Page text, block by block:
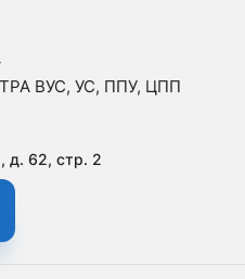
ВУС, УС, ППУ, ЦПП
д. 62, стр. 2